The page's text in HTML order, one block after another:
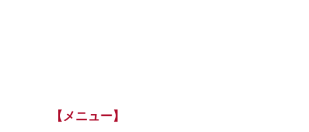
【メニュー】